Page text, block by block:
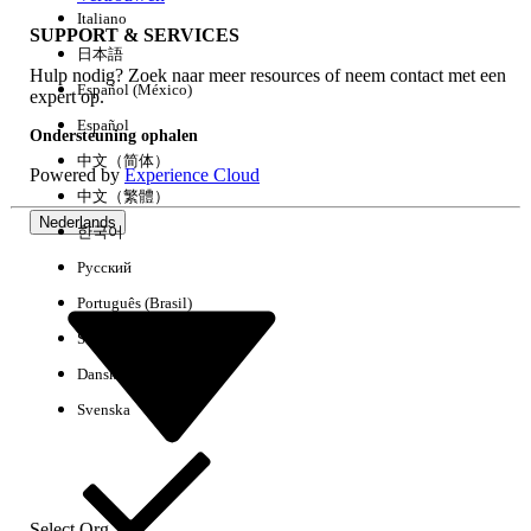
Alles wissen Gereed
Geen resultaten
Hier zijn enkele zoektips
Controleer de spelling van uw trefwoorden.
SUPPORT & SERVICES
Hulp nodig? Zoek naar meer resources of neem contact met een
expert op.
Ondersteuning ophalen
Powered byExperience Cloud
Nederlands
Italiano
日本語
Español (México)
Español
中文（简体）
中文（繁體）
한국어
Русский
Português (Brasil)
Suomi
Dansk
Svenska